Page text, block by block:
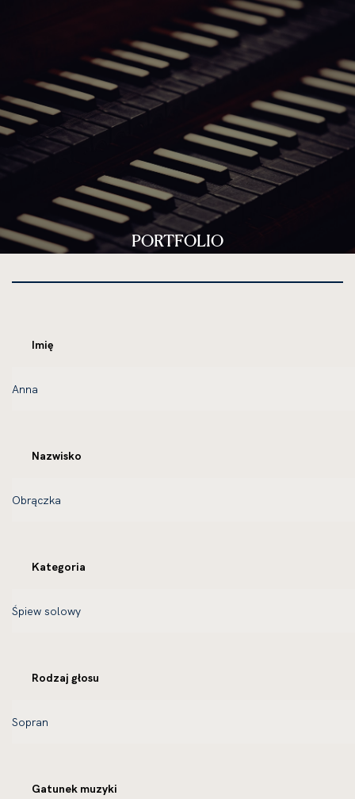
PORTFOLIO
Imię
Nazwisko
Kategoria
Rodzaj głosu
Gatunek muzyki